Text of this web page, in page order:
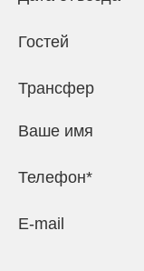
Гостей
Трансфер
Ваше имя
Телефон*
E-mail